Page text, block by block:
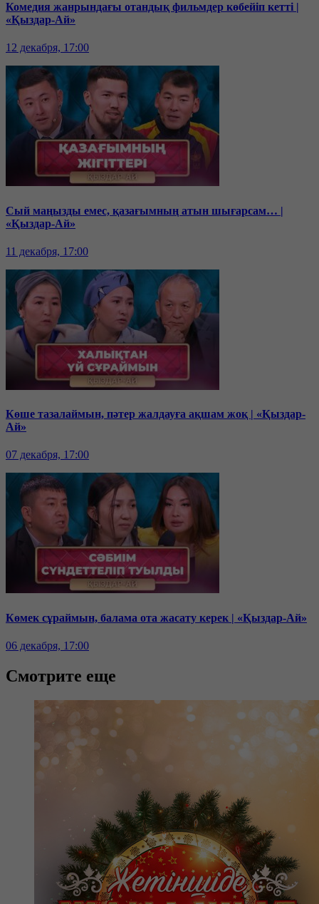
Комедия жанрындағы отандық фильмдер көбейіп кетті |
«Қыздар-Ай»
12 декабря, 17:00
Сый маңызды емес, қазағымның атын шығарсам… |
«Қыздар-Ай»
11 декабря, 17:00
Көше тазалаймын, пәтер жалдауға ақшам жоқ | «Қыздар-
Ай»
07 декабря, 17:00
Көмек сұраймын, балама ота жасату керек | «Қыздар-Ай»
06 декабря, 17:00
Смотрите еще